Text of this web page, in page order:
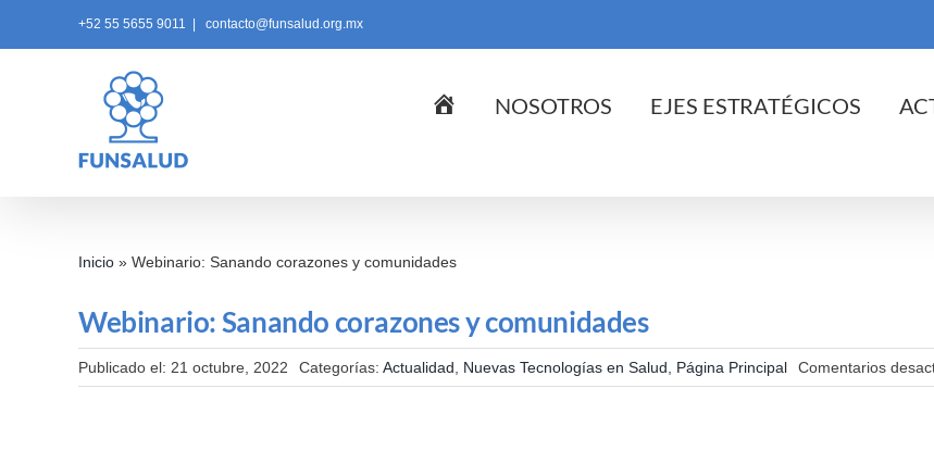
+52 55 5655 9011 contacto@funsalud.org.mx
InicioNOSOTROS EJES ESTRATÉGICOS
Inicio » Webinario: Sanando corazones y comunidades
Webinario: Sanando corazones y comunidades
Publicado el: 21 octubre, 2022 Categorías: Actualidad Nuevas Tecnologías en Salud Página Principal Comentarios